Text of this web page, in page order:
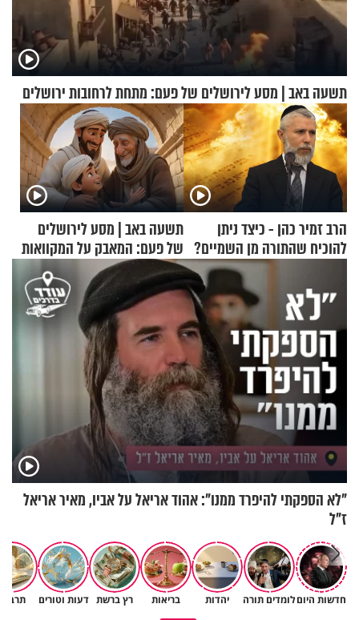
תשעה באב | מסע לירושלים של פעם: מתחת לרחובות ירושלים
הרב זמיר כהן - כיצד ניתן
להוכיח שהתורה מן השמיים?
תשעה באב | מסע לירושלים
של פעם: המאבק על המקוואות
"לא הספקתי להיפרד ממנו": אהוד אריאל על אביו, מאיר אריאל
ז"ל
חדשות היוםלומדים תורה יהדות בריאות רץ ברשת דעות וטורים
באיזה ארץ לומדים יותר גמרא